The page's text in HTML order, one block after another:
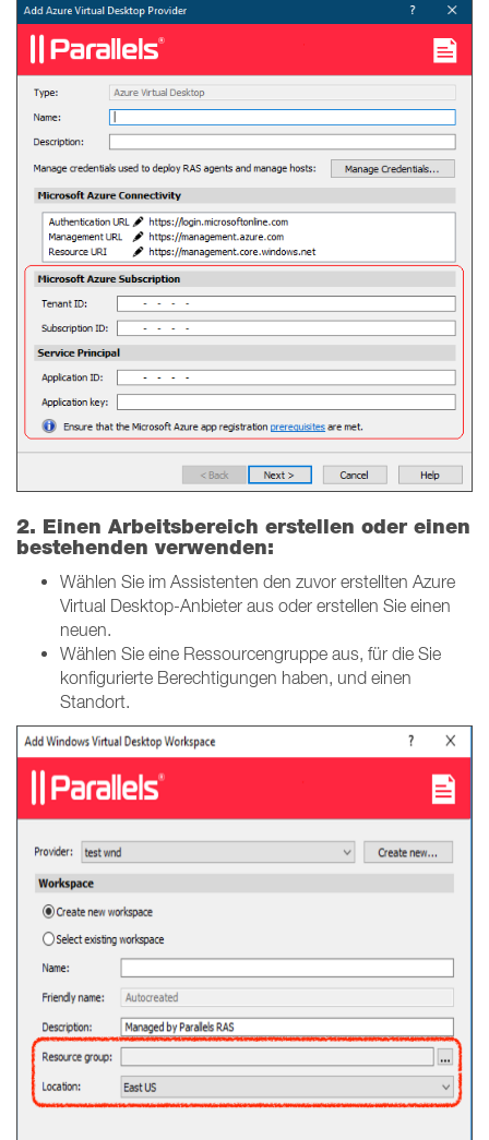
2. Einen Arbeitsbereich erstellen oder einen
bestehenden verwenden:
Wählen Sie im Assistenten den zuvor erstellten Azure
Virtual Desktop-Anbieter aus oder erstellen Sie einen
neuen.
Wählen Sie eine Ressourcengruppe aus, für die Sie
konfigurierte Berechtigungen haben, und einen
Standort.